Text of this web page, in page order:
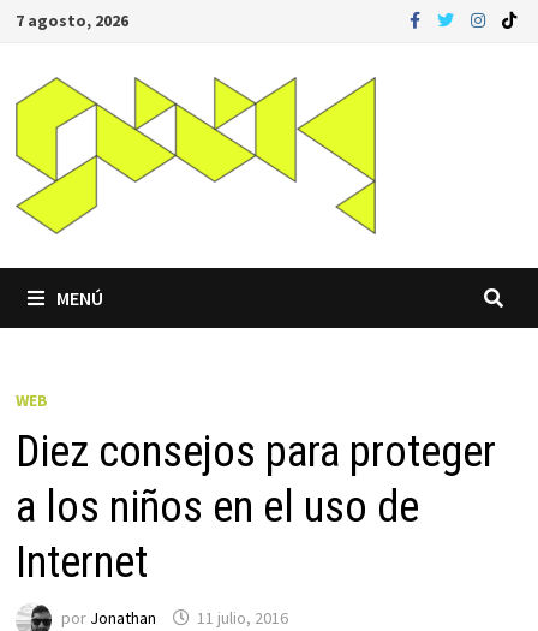
Saltar
contenido
7 agosto, 2026
MENÚ
WEB
Diez consejos para proteger
a los niños en el uso de
Internet
por Jonathan 11 julio, 2016